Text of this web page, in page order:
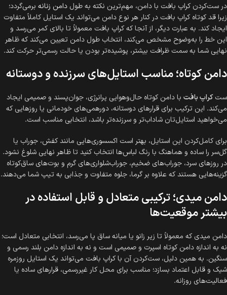
در ست‌کردن کراپ بافت با دامن، مهم‌ترین نکته به طول دامن زنانه برمی‌گردد؛
زیرا قد کوتاه کراپ بافت در کنار هر نوع دامن می‌تواند یک استایل کاملاً متفاوت
ایجاد کند. به عبارت دیگر، از آنجا که کراپ بافت معمولاً تا بالای کمر می‌رسد و
این خط را به‌وضوح مشخص می‌کند، انتخاب طول دامن تعیین می‌کند که ظاهر
نهایی شما به سمت ظرافت بیشتر، پوشیده‌تر بودن یا حالت رسمی‌تر حرکت کند.
دامن کوتاه؛ مناسب استایل‌های سرزنده و دوستانه
ستکراپ بافت با دامن کوتاه حال‌وهوایی پرانرژی، جوان‌پسند و صمیمی ایجاد
می‌کند. این ترکیب برای قرارهای دوستانه، دورهمی‌های خودمانی یا روزهایی که
می‌خواهید استایل‌تان شاداب‌تر و سرزنده‌تر باشد، انتخابی مناسب است.
برای کامل‌کردن این استایل، بهتر است اکسسوری‌هایی مانند کفش، جوراب یا
گل‌سر را ساده و هماهنگ با رنگ لباس‌ها انتخاب کنید تا ظاهر نهایی شلوغ نشود.
در روزهای سرد، جوراب‌های ضخیم، جوراب‌شلواری‌های گرم و بوت‌های ساق‌کوتاه
گزینه‌هایی هستند که علاوه بر گرما، جلوه متفاوت و جذابی به تیپ شما می‌دهند.
دامن میدی؛ ترکیبی متعادل و قابل استفاده در
بیشتر موقعیت‌ها
دامن میدی که معمولاً تا زیر زانو یا میانه ساق پا می‌رسد، انتخابی متعادل است؛
نه به اندازه دامن کوتاه اسپرت و صمیمی است و نه به اندازه دامن بلند رسمی و
سنگین. به همین دلیل، ست‌کردن آن با کراپ بافت می‌تواند یک استایل روزمره
شیک و قابل اعتماد بسازد؛ مناسب برای محل کار غیررسمی، قرارهای ساده یا
فعالیت‌های روزانه.